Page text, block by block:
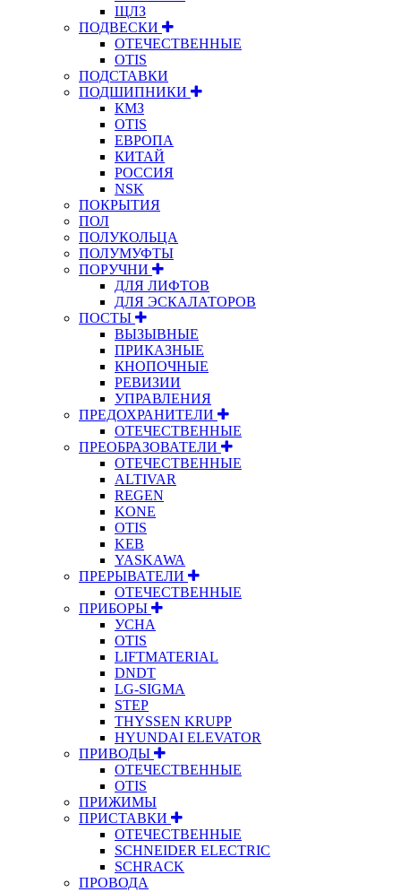
ЩЛЗ
ПОДВЕСКИ
ОТЕЧЕСТВЕННЫЕ
OTIS
ПОДСТАВКИ
ПОДШИПНИКИ
КМЗ
OTIS
ЕВРОПА
КИТАЙ
РОССИЯ
NSK
ПОКРЫТИЯ
ПОЛ
ПОЛУКОЛЬЦА
ПОЛУМУФТЫ
ПОРУЧНИ
ДЛЯ ЛИФТОВ
ДЛЯ ЭСКАЛАТОРОВ
ПОСТЫ
ВЫЗЫВНЫЕ
ПРИКАЗНЫЕ
КНОПОЧНЫЕ
РЕВИЗИИ
УПРАВЛЕНИЯ
ПРЕДОХРАНИТЕЛИ
ОТЕЧЕСТВЕННЫЕ
ПРЕОБРАЗОВАТЕЛИ
ОТЕЧЕСТВЕННЫЕ
ALTIVAR
REGEN
KONE
OTIS
KEB
YASKAWA
ПРЕРЫВАТЕЛИ
ОТЕЧЕСТВЕННЫЕ
ПРИБОРЫ
УСНА
OTIS
LIFTMATERIAL
DNDT
LG-SIGMA
STEP
THYSSEN KRUPP
HYUNDAI ELEVATOR
ПРИВОДЫ
ОТЕЧЕСТВЕННЫЕ
OTIS
ПРИЖИМЫ
ПРИСТАВКИ
ОТЕЧЕСТВЕННЫЕ
SCHNEIDER ELECTRIC
SCHRACK
ПРОВОДА